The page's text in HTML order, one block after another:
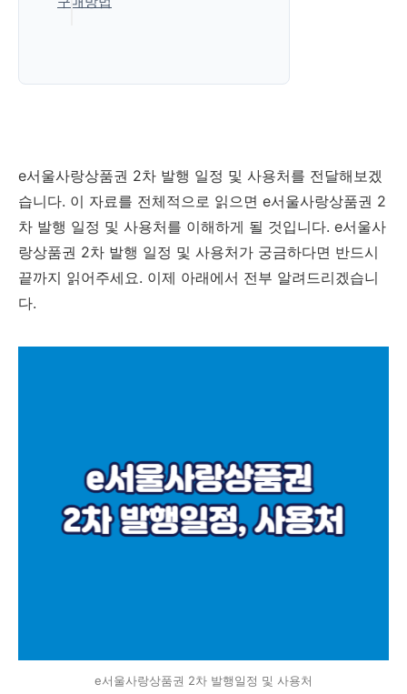
e서울사랑상품권 2차 발행 일정 및 사용처를 전달해보겠
습니다. 이 자료를 전체적으로 읽으면 e서울사랑상품권 2
차 발행 일정 및 사용처를 이해하게 될 것입니다. e서울사
랑상품권 2차 발행 일정 및 사용처가 궁금하다면 반드시
끝까지 읽어주세요. 이제 아래에서 전부 알려드리겠습니
다.
e서울사랑상품권 2차 발행일정 및 사용처